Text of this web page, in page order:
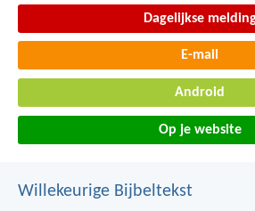
Dagelijkse
E-mail
Android
Op je website
Willekeurige Bijbeltekst